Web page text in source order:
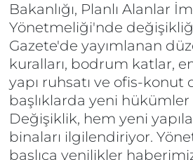
Bakanlığı, Planlı Alanlar
Yönetmeliği'nde
Gazete'de yayımlanan
kuralları, bodrum katlar,
yapı ruhsatı ve ofis-
başlıklarda yeni hükümler
Değişiklik, hem yeni
binaları ilgilendiriyor.
başlıca yenilikler